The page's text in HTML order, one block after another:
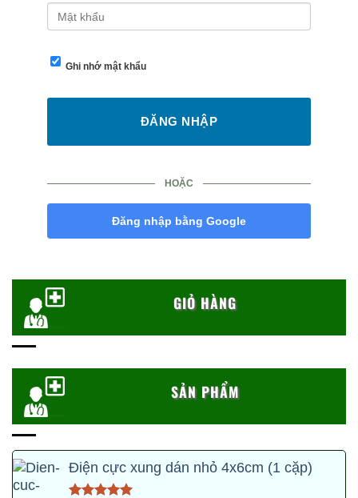
Ghi nhớ mật khẩu
HOẶC
Đăng nhập bằng Google
GIỎ HÀNG
SẢN PHẨM
Điện cực xung dán nhỏ 4x6cm (1 cặp)